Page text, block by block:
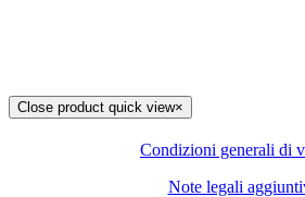
Close product quick view×
Condizioni generali di
Note legali